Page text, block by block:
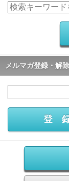
メルマガ登録・解除